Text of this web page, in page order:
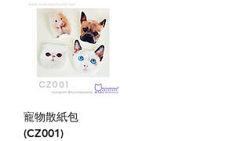
寵物散紙包
(CZ001)